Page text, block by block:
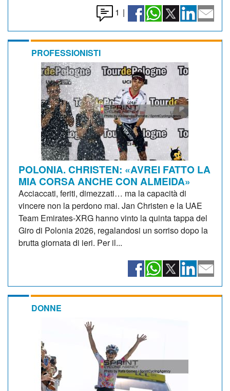
1 |
PROFESSIONISTI
POLONIA. CHRISTEN: «AVREI FATTO LA
MIA CORSA ANCHE CON ALMEIDA»
Acciaccati, feriti, dimezzati… ma la capacità di
vincere non la perdono mai. Jan Christen e la UAE
Team Emirates-XRG hanno vinto la quinta tappa del
Giro di Polonia 2026, regalandosi un sorriso dopo la
brutta giornata di ieri. Per il...
DONNE